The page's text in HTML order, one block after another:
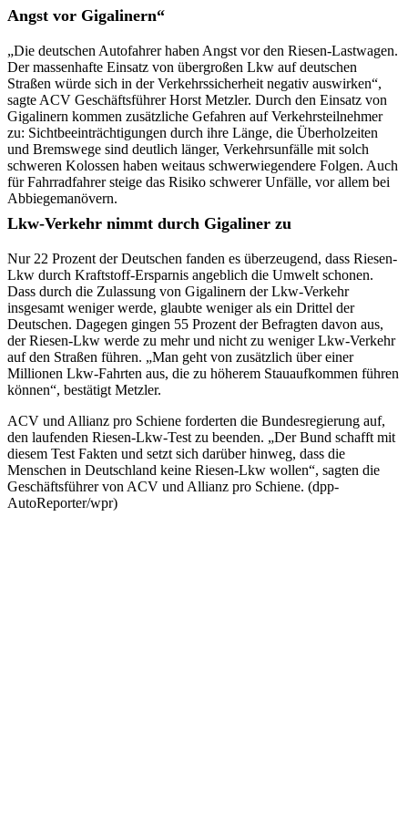
Angst vor Gigalinern“
„Die deutschen Autofahrer haben Angst vor den Riesen-Lastwagen.
Der massenhafte Einsatz von übergroßen Lkw auf deutschen
Straßen würde sich in der Verkehrssicherheit negativ auswirken“,
sagte ACV Geschäftsführer Horst Metzler. Durch den Einsatz von
Gigalinern kommen zusätzliche Gefahren auf Verkehrsteilnehmer
zu: Sichtbeeinträchtigungen durch ihre Länge, die Überholzeiten
und Bremswege sind deutlich länger, Verkehrsunfälle mit solch
schweren Kolossen haben weitaus schwerwiegendere Folgen. Auch
für Fahrradfahrer steige das Risiko schwerer Unfälle, vor allem bei
Abbiegemanövern.
Lkw-Verkehr nimmt durch Gigaliner zu
Nur 22 Prozent der Deutschen fanden es überzeugend, dass Riesen-
Lkw durch Kraftstoff-Ersparnis angeblich die Umwelt schonen.
Dass durch die Zulassung von Gigalinern der Lkw-Verkehr
insgesamt weniger werde, glaubte weniger als ein Drittel der
Deutschen. Dagegen gingen 55 Prozent der Befragten davon aus,
der Riesen-Lkw werde zu mehr und nicht zu weniger Lkw-Verkehr
auf den Straßen führen. „Man geht von zusätzlich über einer
Millionen Lkw-Fahrten aus, die zu höherem Stauaufkommen führen
können“, bestätigt Metzler.
ACV und Allianz pro Schiene forderten die Bundesregierung auf,
den laufenden Riesen-Lkw-Test zu beenden. „Der Bund schafft mit
diesem Test Fakten und setzt sich darüber hinweg, dass die
Menschen in Deutschland keine Riesen-Lkw wollen“, sagten die
Geschäftsführer von ACV und Allianz pro Schiene. (dpp-
AutoReporter/wpr)